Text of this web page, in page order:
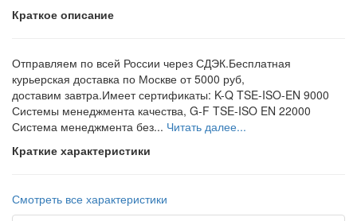
Краткое описание
Отправляем по всей России через СДЭК.Бесплатная
курьерская доставка по Москве от 5000 руб,
доставим завтра.Имеет сертификаты: K-Q TSE-ISO-EN 9000
Системы менеджмента качества, G-F TSE-ISO EN 22000
Система менеджмента без... Читать далее...
Краткие характеристики
Смотреть все характеристики